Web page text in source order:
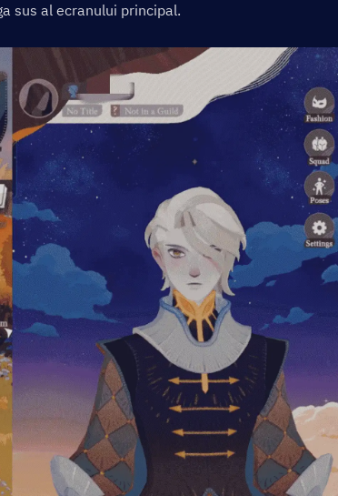
sus al ecranului principal.